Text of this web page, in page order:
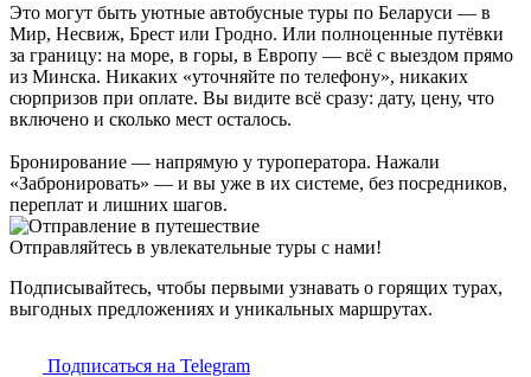
Это могут быть уютные автобусные туры по Беларуси — в
Мир, Несвиж, Брест или Гродно. Или полноценные путёвки
за границу: на море, в горы, в Европу — всё с выездом прямо
из Минска. Никаких «уточняйте по телефону», никаких
сюрпризов при оплате. Вы видите всё сразу: дату, цену, что
включено и сколько мест осталось.
Бронирование — напрямую у туроператора. Нажали
«Забронировать» — и вы уже в их системе, без посредников,
переплат и лишних шагов.
Отправляйтесь в увлекательные туры с нами!
Подписывайтесь, чтобы первыми узнавать о горящих турах,
выгодных предложениях и уникальных маршрутах.
Подписаться на Telegram